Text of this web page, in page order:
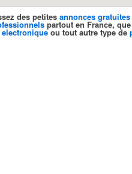
des petites annonces gratuites
partout en France,
ou tout autre type de